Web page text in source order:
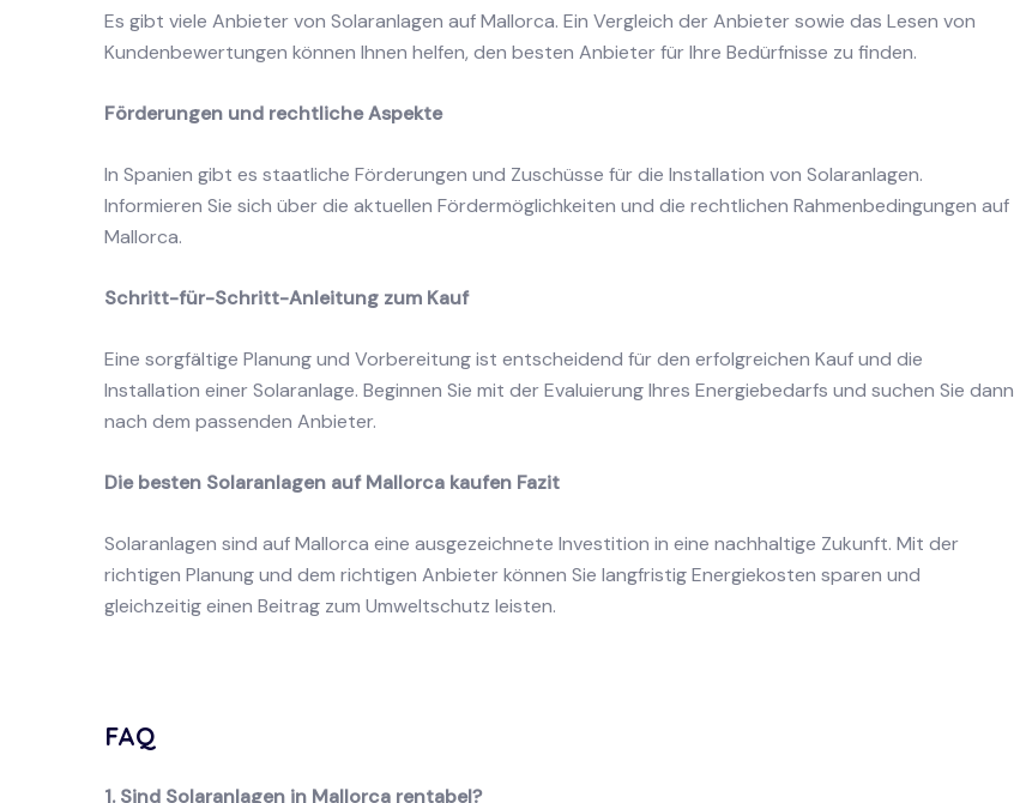
Es gibt viele Anbieter von Solaranlagen auf Mallorca. Ein Vergleich der Anbieter sowie das Lesen von
Kundenbewertungen können Ihnen helfen, den besten Anbieter für Ihre Bedürfnisse zu finden.
Förderungen und rechtliche Aspekte
In Spanien gibt es staatliche Förderungen und Zuschüsse für die Installation von Solaranlagen.
Informieren Sie sich über die aktuellen Fördermöglichkeiten und die rechtlichen Rahmenbedingungen auf
Mallorca.
Schritt-für-Schritt-Anleitung zum Kauf
Eine sorgfältige Planung und Vorbereitung ist entscheidend für den erfolgreichen Kauf und die
Installation einer Solaranlage. Beginnen Sie mit der Evaluierung Ihres Energiebedarfs und suchen Sie dann
nach dem passenden Anbieter.
Die besten Solaranlagen auf Mallorca kaufen Fazit
Solaranlagen sind auf Mallorca eine ausgezeichnete Investition in eine nachhaltige Zukunft. Mit der
richtigen Planung und dem richtigen Anbieter können Sie langfristig Energiekosten sparen und
gleichzeitig einen Beitrag zum Umweltschutz leisten.
FAQ
1. Sind Solaranlagen in Mallorca rentabel?